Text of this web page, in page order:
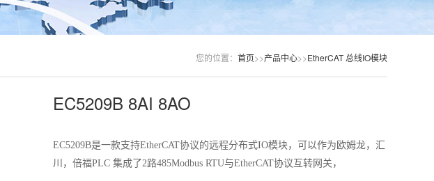
您的位置： 首页>>产品中心>>EtherCAT 总线IO模块
EC5209B 8AI 8AO
EC5209B是一款支持EtherCAT协议的远程分布式IO模块，可以作为欧姆龙，汇
川，倍福PLC 集成了2路485Modbus RTU与EtherCAT协议互转网关，